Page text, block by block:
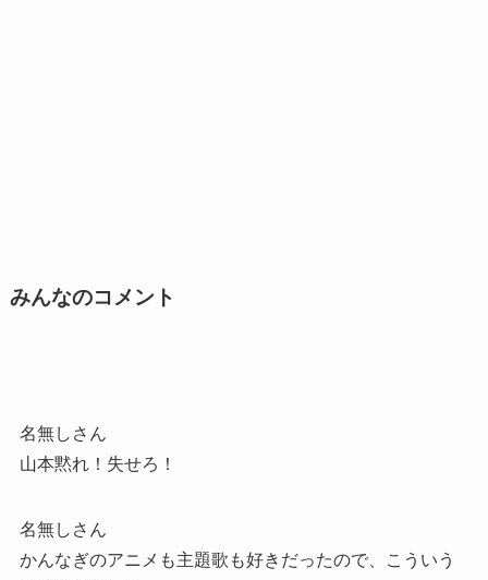
みんなのコメント
名無しさん
山本黙れ！失せろ！
名無しさん
かんなぎのアニメも主題歌も好きだったので、こういう